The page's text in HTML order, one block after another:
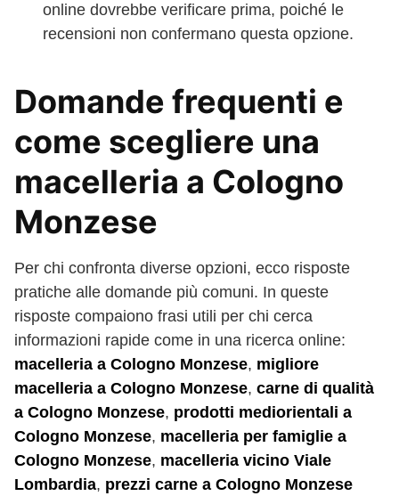
online dovrebbe verificare prima, poiché le
recensioni non confermano questa opzione.
Domande frequenti e
come scegliere una
macelleria a Cologno
Monzese
Per chi confronta diverse opzioni, ecco risposte
pratiche alle domande più comuni. In queste
risposte compaiono frasi utili per chi cerca
informazioni rapide come in una ricerca online:
macelleria a Cologno Monzese, migliore
macelleria a Cologno Monzese, carne di qualità
a Cologno Monzese, prodotti mediorientali a
Cologno Monzese, macelleria per famiglie a
Cologno Monzese, macelleria vicino Viale
Lombardia, prezzi carne a Cologno Monzese